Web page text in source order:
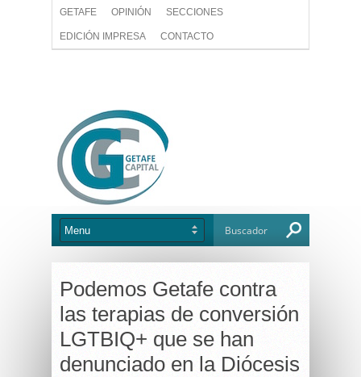
GETAFE OPINIÓN SECCIONES
EDICIÓN IMPRESA CONTACTO
Podemos Getafe contra
las terapias de conversión
LGTBIQ+ que se han
denunciado en la Diócesis